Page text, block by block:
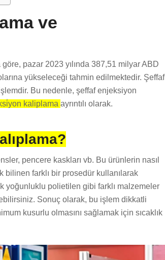
ve
pazar 2023 yılında 387,51 milyar ABD
yükseleceği tahmin edilmektedir. Şeffaf
Bu nedenle, şeffaf enjeksiyon
kaliplama ayrıntılı olarak.
pencere kaskları vb. Bu ürünlerin nasıl
farklı bir prosedür kullanılarak
yoğunluklu polietilen gibi farklı malzemeler
Sonuç olarak, bu işlem dikkatli
kusurlu olmasını sağlamak için sıcaklık